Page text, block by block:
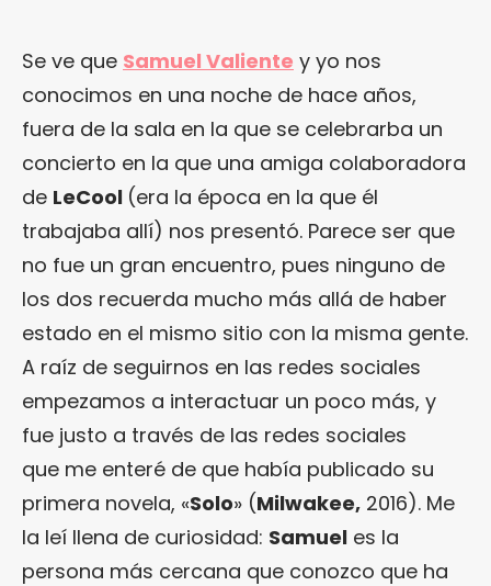
Se ve que Samuel Valiente y yo nos
conocimos en una noche de hace años,
fuera de la sala en la que se celebrarba un
concierto en la que una amiga colaboradora
de LeCool (era la época en la que él
trabajaba allí) nos presentó. Parece ser que
no fue un gran encuentro, pues ninguno de
los dos recuerda mucho más allá de haber
estado en el mismo sitio con la misma gente.
A raíz de seguirnos en las redes sociales
empezamos a interactuar un poco más, y
fue justo a través de las redes sociales
que me enteré de que había publicado su
primera novela, «Solo» (Milwakee, 2016). Me
la leí llena de curiosidad: Samuel es la
persona más cercana que conozco que ha